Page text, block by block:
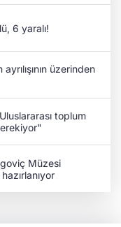
6 yaralı!
üzerinden
toplum
Müzesi